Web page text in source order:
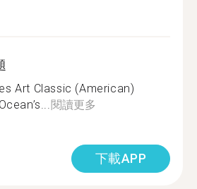
Art Classic (American)
閱讀更多
下載APP